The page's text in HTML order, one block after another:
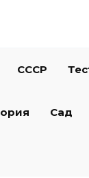
СССР
Сад